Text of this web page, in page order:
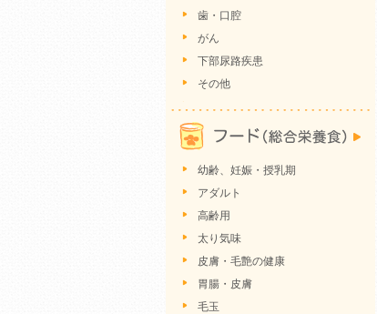
歯・口腔
がん
下部尿路疾患
その他
幼齢、妊娠・授乳期
アダルト
高齢用
太り気味
皮膚・毛艶の健康
胃腸・皮膚
毛玉